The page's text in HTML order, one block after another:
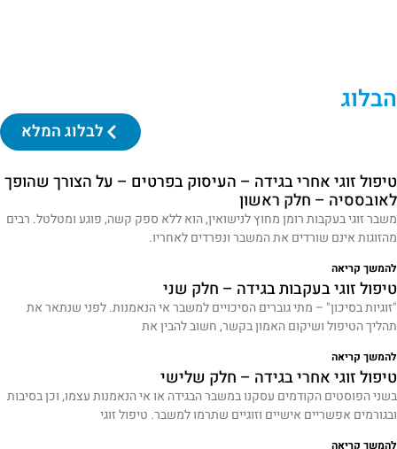
הבלוג
לבלוג המלא
טיפול זוגי אחרי בגידה – העיסוק בפרטים – על הצורך שהופך
לאובססיה – חלק ראשון
משבר זוגי בעקבות רומן מחוץ לנישואין, הוא ללא ספק קשה, פוגע ומטלטל. רבים
מהזוגות אינם שורדים את המשבר ונפרדים לאחריו.
להמשך קריאה
טיפול זוגי בעקבות בגידה – חלק שני
"זוגיות בסיכון" – מתי גוברים הסיכויים למשבר אי הנאמנות. לפני שנתאר את
תהליך הטיפול ושיקום האמון בקשר, חשוב להבין את
להמשך קריאה
טיפול זוגי אחרי בגידה – חלק שלישי
בשני הפוסטים הקודמים עסקנו במשבר הבגידה או אי הנאמנות עצמו, וכן בסיבות
ובגורמים אפשריים אישיים וזוגיים שתרמו למשבר. טיפול זוגי
להמשך קריאה